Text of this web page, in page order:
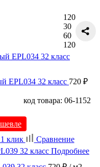
120
30
60
120
EPL034 32 класс 720 ₽
код товара: 06-1152
клик
Сравнение
Подробнее